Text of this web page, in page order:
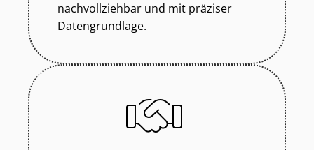
nachvollziehbar und mit präziser
Datengrundlage.